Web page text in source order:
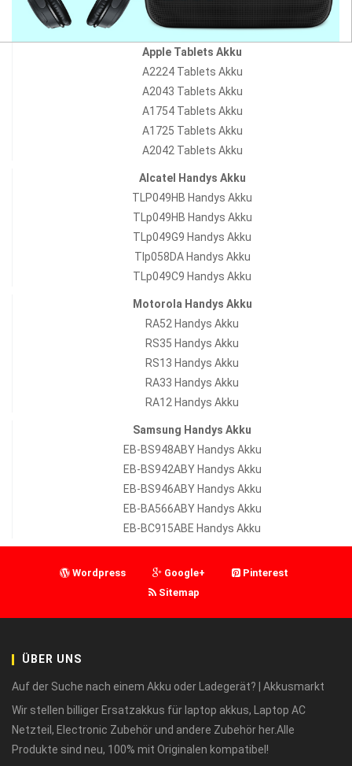
Apple Tablets Akku
A2224 Tablets Akku
A2043 Tablets Akku
A1754 Tablets Akku
A1725 Tablets Akku
A2042 Tablets Akku
Alcatel Handys Akku
TLP049HB Handys Akku
TLp049HB Handys Akku
TLp049G9 Handys Akku
Tlp058DA Handys Akku
TLp049C9 Handys Akku
Motorola Handys Akku
RA52 Handys Akku
RS35 Handys Akku
RS13 Handys Akku
RA33 Handys Akku
RA12 Handys Akku
Samsung Handys Akku
EB-BS948ABY Handys Akku
EB-BS942ABY Handys Akku
EB-BS946ABY Handys Akku
EB-BA566ABY Handys Akku
EB-BC915ABE Handys Akku
Wordpress Google+
Pinterest
Sitemap
ÜBER UNS
Auf der Suche nach einem Akku oder Ladegerät? | Akkusmarkt
Wir stellen billiger Ersatzakkus für laptop akkus, Laptop AC
Netzteil, Electronic Zubehör und andere Zubehör her.Alle
Produkte sind neu, 100% mit Originalen kompatibel!